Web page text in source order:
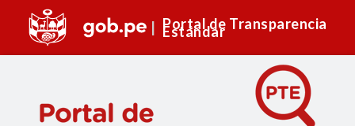
Portal de Transparencia
Estándar